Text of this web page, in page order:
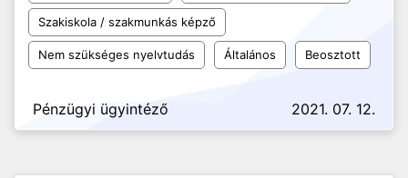
Szakiskola / szakmunkás képző
Nem szükséges nyelvtudás Általános Beosztott
Pénzügyi ügyintéző 2021. 07. 12.